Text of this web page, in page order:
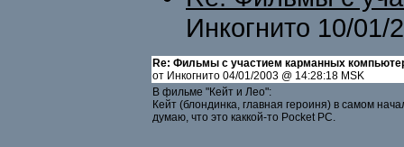
Инкогнито 10/01/
Re: Фильмы с участием карманных
от Инкогнито 04/01/2003 @ 14:28:18 MSK
В фильме "Кейт и Лео":
Кейт (блондинка, главная героиня) в самом
думаю, что это каккой-то Pocket PC.